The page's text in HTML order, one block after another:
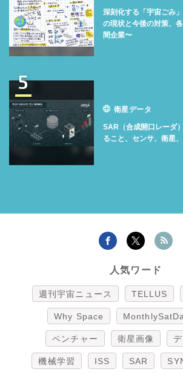
深刻化する「宇宙ごみ
の現状と今後の対策、
間企業〜
5
衛星データ
SAR（合成開口レーダ
ること、センサ、衛星
人気ワード
週刊宇宙ニュース TELLUS
Why Space
ベンチャー 衛星画像
機械学習 ISS SAR